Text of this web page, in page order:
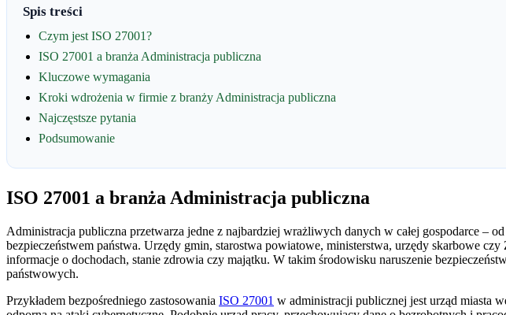
Spis treści
Czym jest ISO 27001?
ISO 27001 a branża Administracja publiczna
Kluczowe wymagania
Kroki wdrożenia w firmie z branży Administracja publiczna
Najczęstsze pytania
Podsumowanie
ISO 27001 a branża Administracja publiczna
Administracja publiczna przetwarza jedne z najbardziej wrażliwych danych w całej gospodarce –
bezpieczeństwem państwa. Urzędy gmin, starostwa powiatowe, ministerstwa, urzędy skarbowe
informacje o dochodach, stanie zdrowia czy majątku. W takim środowisku naruszenie
państwowych.
Przykładem bezpośredniego zastosowania ISO 27001 w administracji publicznej jest urząd miasta